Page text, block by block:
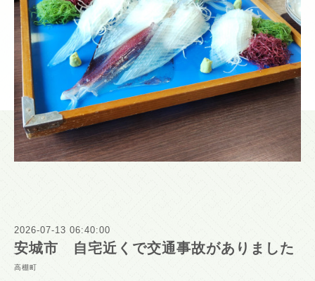
2026-07-13 06:40:00
安城市 自宅近くで交通事故がありました
高棚町